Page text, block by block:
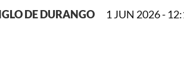
DE DURANGO 1 JUN 2026 -